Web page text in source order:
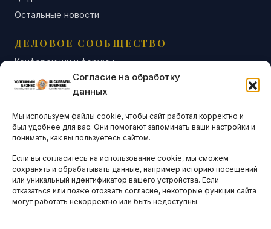
Согласие на обработку
данных
Мы используем файлы cookie, чтобы сайт работал корректно и
был удобнее для вас. Они помогают запоминать ваши настройки и
понимать, как вы пользуетесь сайтом.
Если вы согласитесь на использование cookie, мы сможем
сохранять и обрабатывать данные, например историю посещений
или уникальный идентификатор вашего устройства. Если
отказаться или позже отозвать согласие, некоторые функции сайта
могут работать некорректно или быть недоступны.
Остальные новости
ДЕЛОВОЕ СООБЩЕСТВО
Конференции и форумы
Бизнес-клубы и ассоциации
Остальные новости
АНАЛИТИКА И СТАТИСТИКА
ARTICLES IN ENGLISH
НАВИГАЦИЯ